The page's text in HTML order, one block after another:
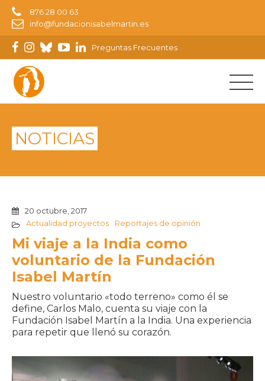
876 28 00 63
info@fundacionisabelmartin.es
Preguntas Frecuentes
NOTICIAS
20 octubre, 2017
Actualidad proyectos
Reportajes de opinión
Mi viaje a la India como
voluntario de la Fundación
Isabel Martín
Nuestro voluntario «todo terreno» como él se
define, Carlos Malo, cuenta su viaje con la
Fundación Isabel Martín a la India. Una experiencia
para repetir que llenó su corazón.